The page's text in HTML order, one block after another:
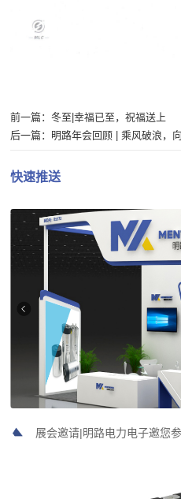
前一篇：冬至|幸福已至，祝福送上
后一篇：
明路年会回顾 | 乘风破浪，
快速推送
展会邀请|明路电力电子邀您参加第二十一